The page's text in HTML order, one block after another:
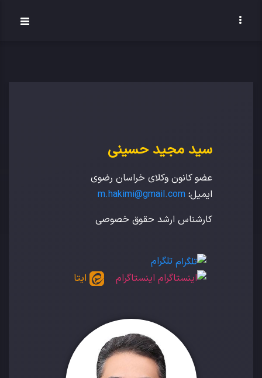
سید مجید حسینی
عضو کانون وکلای خراسان رضوی
ایمیل:
m.hakimi@gmail.com
کارشناس ارشد حقوق خصوصی
تلگرام
اینستاگرام
ایتا